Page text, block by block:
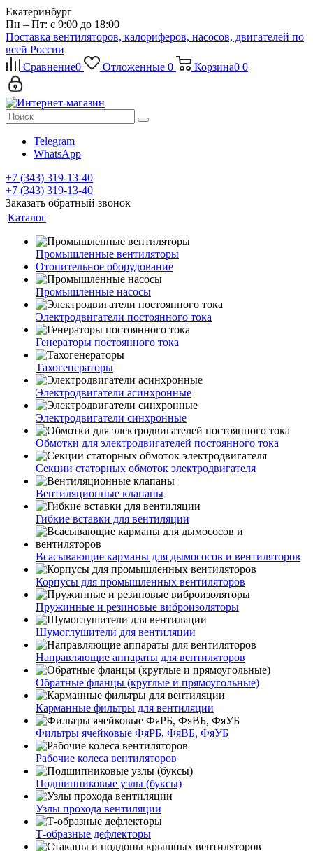
Екатеринбург
Пн – Пт: с 9:00 до 18:00
Поставка вентиляторов, калориферов, насосов, двигателей по
всей России
Сравнение0 Отложенные 0 Корзина0 0
Telegram
WhatsApp
+7 (343) 319-13-40
+7 (343) 319-13-40
Заказать обратный звонок
Каталог
Промышленные вентиляторы
Отопительное оборудование
Промышленные насосы
Электродвигатели постоянного тока
Генераторы постоянного тока
Тахогенераторы
Электродвигатели асинхронные
Электродвигатели синхронные
Обмотки для электродвигателей постоянного тока
Секции статорных обмоток электродвигателя
Вентиляционные клапаны
Гибкие вставки для вентиляции
Всасывающие карманы для дымососов и вентиляторов
Корпусы для промышленных вентиляторов
Пружинные и резиновые виброизоляторы
Шумоглушители для вентиляции
Направляющие аппараты для вентиляторов
Обратные фланцы (круглые и прямоугольные)
Карманные фильтры для вентиляции
Фильтры ячейковые ФяРБ, ФяВБ, ФяУБ
Рабочие колеса вентиляторов
Подшипниковые узлы (буксы)
Узлы прохода вентиляции
Т-образные дефлекторы